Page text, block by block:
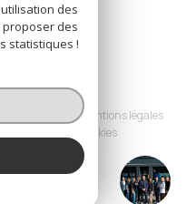
ANNE IMMO
réservés
Mentions légales
Cookies
des
proposer des
statistiques !